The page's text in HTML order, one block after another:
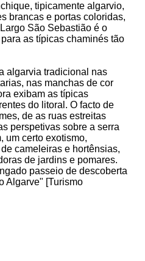
tipicamente algarvio,
brancas e portas coloridas,
São Sebastião é o
as típicas chaminés tão
algarvia tradicional nas
nas manchas de cor
exibam as típicas
do litoral. O facto de
de as ruas estreitas
perspetivas sobre a serra
um certo exotismo,
cameleiras e hortênsias,
de jardins e pomares.
passeio de descoberta
Algarve" [Turismo